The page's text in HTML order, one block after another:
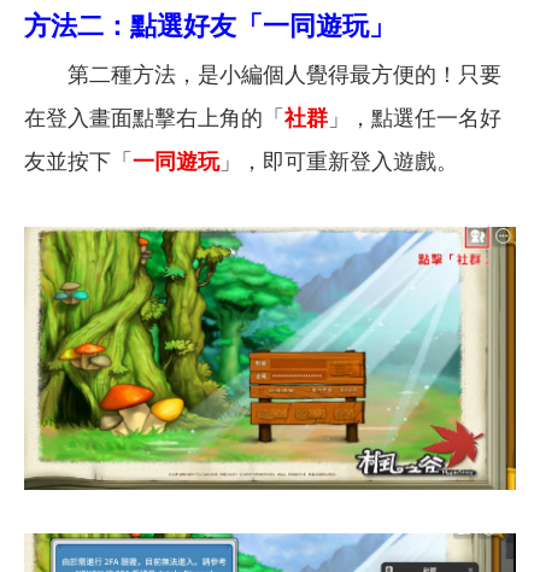
方法二：點選好友「一同遊玩」
第二種方法，是小編個人覺得最方便的！只要
在登入畫面點擊右上角的「 社群 」，點選任一名好
友並按下「 一同遊玩」，即可重新登入遊戲。